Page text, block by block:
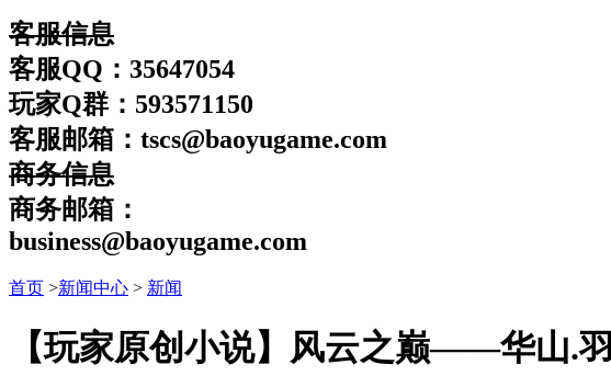
客服信息
客服QQ：35647054
玩家Q群：593571150
客服邮箱：tscs@baoyugame.com
商务信息
商务邮箱：
business@baoyugame.com
首页 >新闻中心 > 新闻
【玩家原创小说】风云之巅——华山.羽